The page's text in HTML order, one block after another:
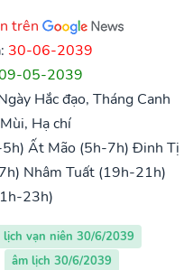
trên
: 30-06-2039
05-2039
Hắc đạo, Tháng Canh
Hạ chí
Ất Mão (5h-7h) Đinh Tị
Nhâm Tuất (19h-21h)
23h)
lịch vạn niên 30/6/2039
âm lịch 30/6/2039